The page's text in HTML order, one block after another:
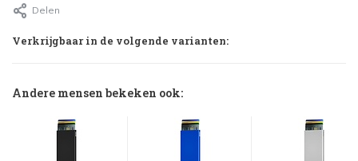
Delen
Verkrijgbaar in de volgende varianten:
Andere mensen bekeken ook: